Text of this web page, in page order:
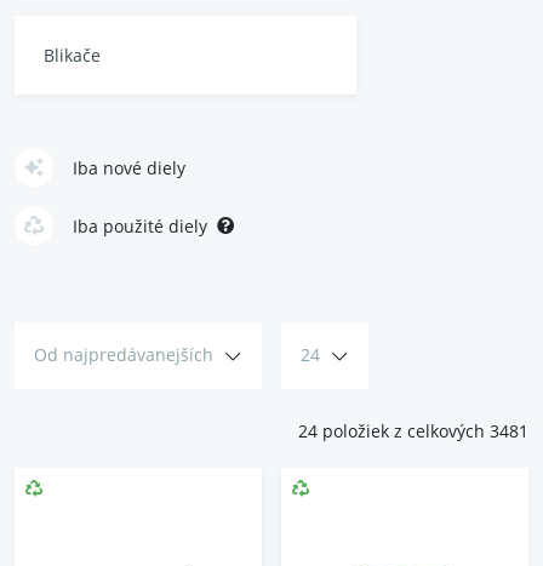
Blikače
Iba nové diely
Iba použité diely
Od najpredávanejších 24
24 položiek z celkových 3481